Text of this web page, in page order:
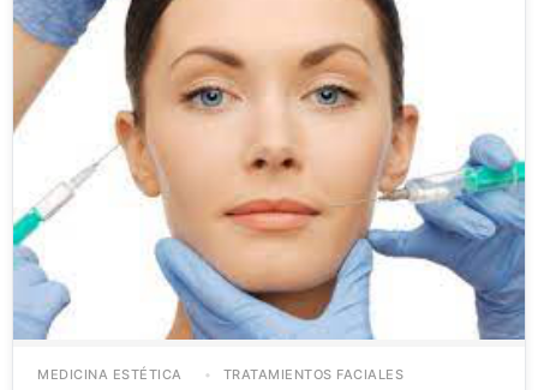
MEDICINA ESTÉTICA TRATAMIENTOS FACIALES